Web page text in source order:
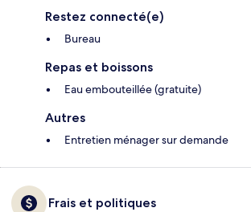
Restez connecté(e)
Bureau
Repas et boissons
Eau embouteillée (gratuite)
Autres
Entretien ménager sur demande
Frais et politiques